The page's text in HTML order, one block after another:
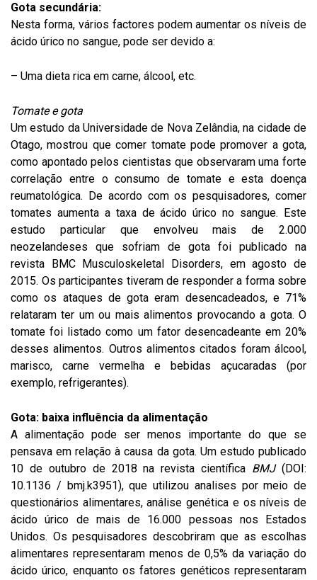
Gota secundária:
Nesta forma, vários factores podem aumentar os níveis de
ácido úrico no sangue, pode ser devido a:
– Uma dieta rica em carne, álcool, etc.
Tomate e gota
Um estudo da Universidade de Nova Zelândia, na cidade de
Otago, mostrou que comer tomate pode promover a gota,
como apontado pelos cientistas que observaram uma forte
correlação entre o consumo de tomate e esta doença
reumatológica. De acordo com os pesquisadores, comer
tomates aumenta a taxa de ácido úrico no sangue. Este
estudo particular que envolveu mais de 2.000
neozelandeses que sofriam de gota foi publicado na
revista BMC Musculoskeletal Disorders, em agosto de
2015. Os participantes tiveram de responder a forma sobre
como os ataques de gota eram desencadeados, e 71%
relataram ter um ou mais alimentos provocando a gota. O
tomate foi listado como um fator desencadeante em 20%
desses alimentos. Outros alimentos citados foram álcool,
marisco, carne vermelha e bebidas açucaradas (por
exemplo, refrigerantes).
Gota: baixa influência da alimentação
A alimentação pode ser menos importante do que se
pensava em relação à causa da gota. Um estudo publicado
10 de outubro de 2018 na revista científica BMJ(DOI:
10.1136 / bmj.k3951), que utilizou analises ​​por meio de
questionários alimentares, análise genética e os níveis de
ácido úrico de mais de 16.000 pessoas nos Estados
Unidos. Os pesquisadores descobriram que as escolhas
alimentares representaram menos de 0,5% da variação do
ácido úrico, enquanto os fatores genéticos representaram